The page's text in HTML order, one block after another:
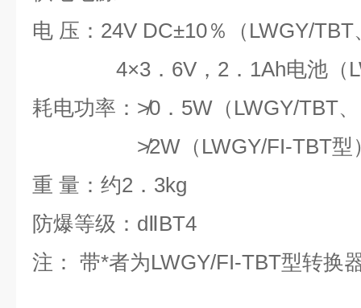
电 压：24V DC±10％（LWGY/
4×3．6V，2．1Ah电池（
耗电功率： ≯0 ．5W（LWGY/TBT
≯2W（LWGY/FI-TBT型
重 量：约2．3kg
防爆等级：dⅡBT4
注： 带*者为LWGY/FI-TBT型转换